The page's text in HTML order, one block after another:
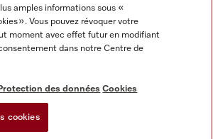
amples informations sous «
». Vous pouvez révoquer votre
moment avec effet futur en modifiant
dans notre Centre de
Protection des données Cookies
cookies